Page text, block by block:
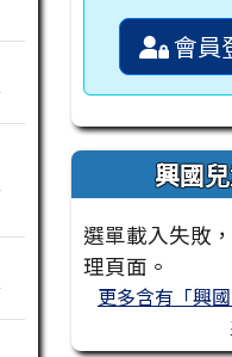
會員
興國
選單載入失敗
理頁面。
更多含有「興國